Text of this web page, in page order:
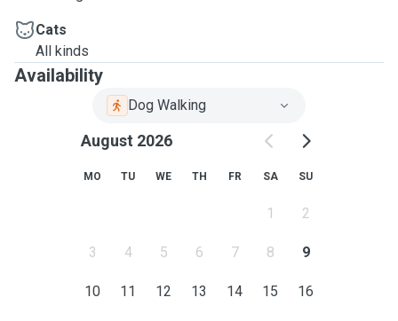
Cats
All kinds
Availability
Dog Walking
August 2026
MO TU WE TH FR SA SU
1 2
3 4 5 6 7 8 9
10 11 12 13 14 15 16